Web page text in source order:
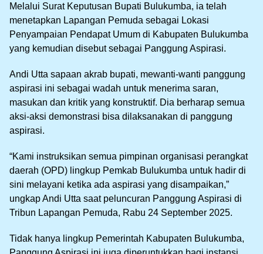
Melalui Surat Keputusan Bupati Bulukumba, ia telah
menetapkan Lapangan Pemuda sebagai Lokasi
Penyampaian Pendapat Umum di Kabupaten Bulukumba
yang kemudian disebut sebagai Panggung Aspirasi.
Andi Utta sapaan akrab bupati, mewanti-wanti panggung
aspirasi ini sebagai wadah untuk menerima saran,
masukan dan kritik yang konstruktif. Dia berharap semua
aksi-aksi demonstrasi bisa dilaksanakan di panggung
aspirasi.
“Kami instruksikan semua pimpinan organisasi perangkat
daerah (OPD) lingkup Pemkab Bulukumba untuk hadir di
sini melayani ketika ada aspirasi yang disampaikan,”
ungkap Andi Utta saat peluncuran Panggung Aspirasi di
Tribun Lapangan Pemuda, Rabu 24 September 2025.
Tidak hanya lingkup Pemerintah Kabupaten Bulukumba,